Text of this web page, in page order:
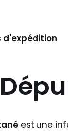
d'expédition
est une